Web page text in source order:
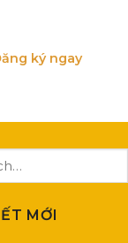
ký ngay
MỚI